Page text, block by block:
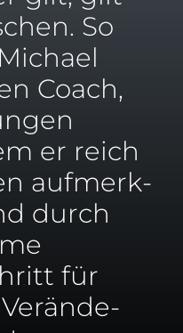
So
Coach,
er reich
auf­merk­
durch
für